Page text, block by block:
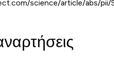
science/article/abs/pii/